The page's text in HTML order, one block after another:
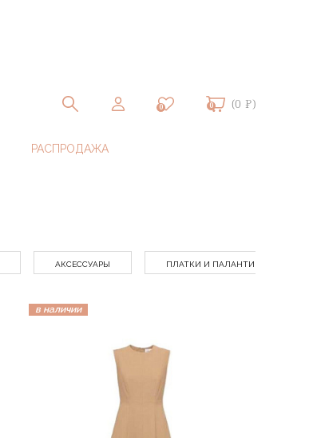
0 0 (0 ₽)
АКСЕССУАРЫ ПЛАТКИ И ПАЛАНТИНЫ
в наличии